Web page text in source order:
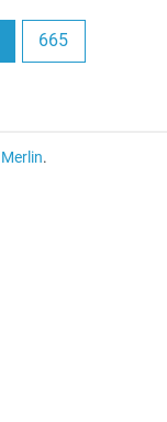
665
Merlin.